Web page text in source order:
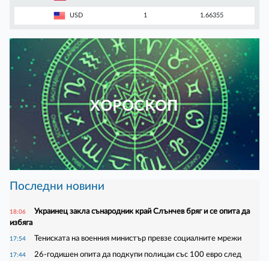
USD 1 1.66355
ХОРОСКОП
Последни новини
18:06
Украинец закла сънародник край Слънчев бряг и се опита да
избяга
17:54 Тениската на военния министър превзе социалните мрежи
17:44
26-годишен опита да подкупи полицаи със 100 евро след